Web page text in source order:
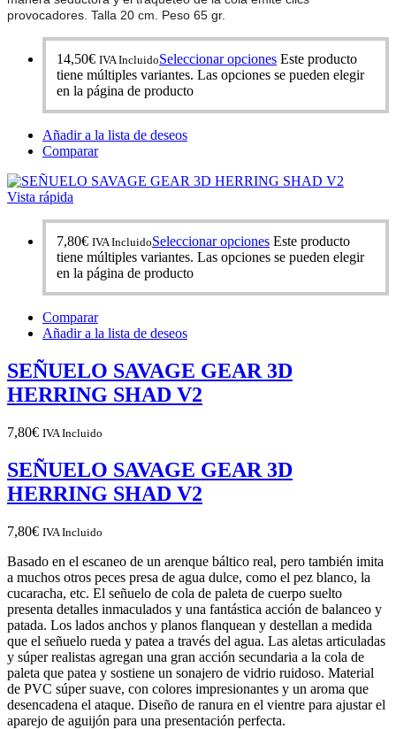
provocadores. Talla 20 cm. Peso 65 gr.
14,50€ IVA IncluidoSeleccionar opciones Este producto
tiene múltiples variantes. Las opciones se pueden elegir
en la página de producto
Añadir a la lista de deseos
Comparar
Vista rápida
7,80€ IVA IncluidoSeleccionar opciones Este producto
tiene múltiples variantes. Las opciones se pueden elegir
en la página de producto
Comparar
Añadir a la lista de deseos
SEÑUELO SAVAGE GEAR 3D
HERRING SHAD V2
7,80€ IVA Incluido
SEÑUELO SAVAGE GEAR 3D
HERRING SHAD V2
7,80€ IVA Incluido
Basado en el escaneo de un arenque báltico real, pero también imita
a muchos otros peces presa de agua dulce, como el pez blanco, la
cucaracha, etc. El señuelo de cola de paleta de cuerpo suelto
presenta detalles inmaculados y una fantástica acción de balanceo y
patada. Los lados anchos y planos flanquean y destellan a medida
que el señuelo rueda y patea a través del agua. Las aletas articuladas
y súper realistas agregan una gran acción secundaria a la cola de
paleta que patea y sostiene un sonajero de vidrio ruidoso. Material
de PVC súper suave, con colores impresionantes y un aroma que
desencadena el ataque. Diseño de ranura en el vientre para ajustar el
aparejo de aguijón para una presentación perfecta.